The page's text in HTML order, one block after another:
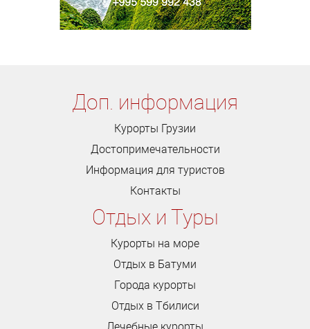
Доп. информация
Курорты Грузии
Достопримечательности
Информация для туристов
Контакты
Отдых и Туры
Курорты на море
Отдых в Батуми
Города курорты
Отдых в Тбилиси